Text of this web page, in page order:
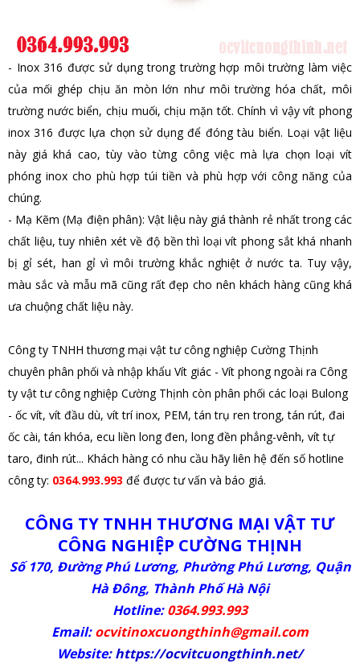
- Inox 316 được sử dụng trong trường hợp môi trường làm việc
của mối ghép chịu ăn mòn lớn như môi trường hóa chất, môi
trường nước biển, chịu muối, chịu mặn tốt. Chính vì vậy vít phong
inox 316 được lựa chọn sử dụng để đóng tàu biển. Loại vật liệu
này giá khá cao, tùy vào từng công việc mà lựa chọn loại vít
phóng inox cho phù hợp túi tiền và phù hợp với công năng của
chúng.
- Mạ Kẽm (Mạ điện phân): Vật liệu này giá thành rẻ nhất trong các
chất liệu, tuy nhiên xét về độ bền thì loại vít phong sắt khá nhanh
bị gỉ sét, han gỉ vì môi trường khắc nghiệt ở nước ta. Tuy vậy,
màu sắc và mẫu mã cũng rất đẹp cho nên khách hàng cũng khá
ưa chuộng chất liệu này.
Công ty TNHH thương mại vật tư công nghiệp Cường Thịnh
chuyên phân phối và nhập khẩu Vít giác - Vít phong ngoài ra Công
ty vật tư công nghiệp Cường Thịnh còn phân phối các loại Bulong
- ốc vít, vít đầu dù, vít trí inox, PEM, tán trụ ren trong, tán rút, đai
ốc cài, tán khóa, ecu liền long đen, long đền phẳng-vênh, vít tự
taro, đinh rút... Khách hàng có nhu cầu hãy liên hệ đến số hotline
công ty: 0364.993.993 để được tư vấn và báo giá.
CÔNG TY TNHH THƯƠNG MẠI VẬT TƯ
CÔNG NGHIỆP CƯỜNG THỊNH
Số 170, Đường Phú Lương, Phường Phú Lương, Quận
Hà Đông, Thành Phố Hà Nội
Hotline:0364.993.993
Email:ocvitinoxcuongthinh@gmail.com
Website:https://ocvitcuongthinh.net/